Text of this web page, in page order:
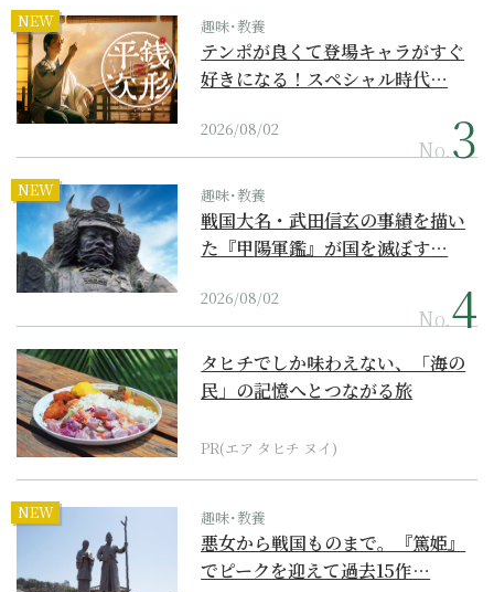
NEW 趣味･教養
テンポが良くて登場キャラがすぐ
好きになる！スペシャル時代…
2026/08/02
No.
NEW 趣味･教養
戦国大名・武田信玄の事績を描い
た『甲陽軍鑑』が国を滅ぼす…
2026/08/02
No.
タヒチでしか味わえない、「海の
民」の記憶へとつながる旅
PR(エア タヒチ ヌイ)
NEW 趣味･教養
悪女から戦国ものまで。『篤姫』
でピークを迎えて過去15作…